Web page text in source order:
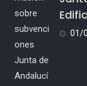
01/